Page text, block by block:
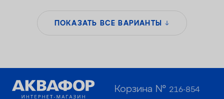
ПОКАЗАТЬ ВСЕ ВАРИАНТЫ
Корзина № 216-854